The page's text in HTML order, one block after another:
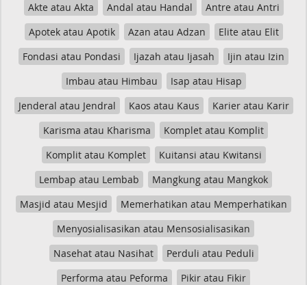
Akte atau Akta Andal atau Handal
Antre atau Antri
Apotek atau Apotik
Azan atau Adzan
Elite atau Elit
Fondasi atau Pondasi
Ijazah atau Ijasah
Ijin atau Izin
Imbau atau Himbau
Isap atau Hisap
Jenderal atau Jendral
Kaos atau Kaus
Karier atau Karir
Karisma atau Kharisma
Komplet atau Komplit
Komplit atau Komplet
Kuitansi atau Kwitansi
Lembap atau Lembab
Mangkung atau Mangkok
Masjid atau Mesjid
Memerhatikan atau Memperhatikan
Menyosialisasikan atau Mensosialisasikan
Nasehat atau Nasihat
Perduli atau Peduli
Performa atau Peforma
Pikir atau Fikir